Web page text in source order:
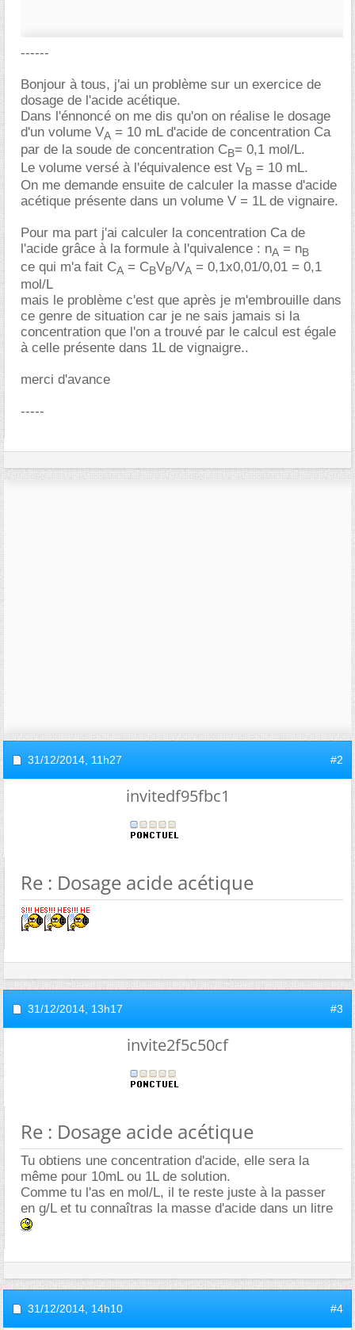
------
Bonjour à tous, j'ai un problème sur un exercice de
dosage de l'acide acétique.
Dans l'énnoncé on me dis qu'on on réalise le dosage
d'un volume VA = 10 mL d'acide de concentration Ca
par de la soude de concentration CB= 0,1 mol/L.
Le volume versé à l'équivalence est VB = 10 mL.
On me demande ensuite de calculer la masse d'acide
acétique présente dans un volume V = 1L de vignaire.
Pour ma part j'ai calculer la concentration Ca de
l'acide grâce à la formule à l'quivalence : nA = nB
ce qui m'a fait CA = CBVB/VA = 0,1x0,01/0,01 = 0,1
mol/L
mais le problème c'est que après je m'embrouille dans
ce genre de situation car je ne sais jamais si la
concentration que l'on a trouvé par le calcul est égale
à celle présente dans 1L de vignaigre..
merci d'avance
-----
31/12/2014, 11h27 #2
invitedf95fbc1
Re : Dosage acide acétique
31/12/2014, 13h17 #3
invite2f5c50cf
Re : Dosage acide acétique
Tu obtiens une concentration d'acide, elle sera la
même pour 10mL ou 1L de solution.
Comme tu l'as en mol/L, il te reste juste à la passer
en g/L et tu connaîtras la masse d'acide dans un litre
31/12/2014, 14h10 #4